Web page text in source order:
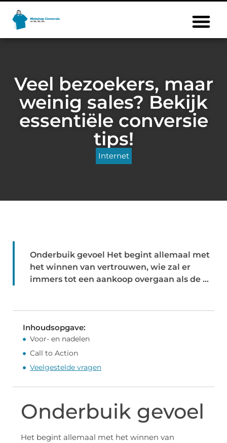
Veel bezoekers, maar
weinig sales? Bekijk
essentiële conversie
tips!
Internet
Onderbuik gevoel Het begint allemaal met
het winnen van vertrouwen, wie zal er
immers tot een aankoop overgaan als de ...
Inhoudsopgave:
Voor- en nadelen
Call to Action
Veelgestelde vragen
Onderbuik gevoel
Het begint allemaal met het winnen van